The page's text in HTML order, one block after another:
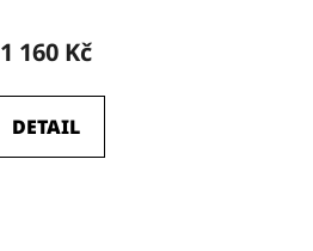
1 160 Kč
DETAIL